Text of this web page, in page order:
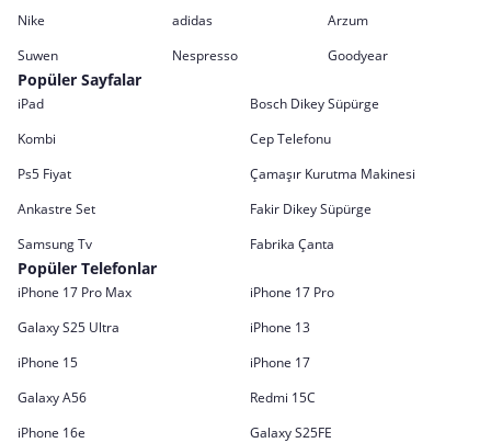
Nike adidas
Arzum
Suwen
Nespresso Goodyear
Popüler Sayfalar
iPad
Bosch Dikey Süpürge
Kombi
Cep Telefonu
Ps5 Fiyat
Çamaşır Kurutma Makinesi
Ankastre Set
Fakir Dikey Süpürge
Samsung Tv
Fabrika Çanta
Popüler Telefonlar
iPhone 17 Pro Max
iPhone 17 Pro
Galaxy S25 Ultra
iPhone 13
iPhone 15
iPhone 17
Galaxy A56
Redmi 15C
iPhone 16e
Galaxy S25FE